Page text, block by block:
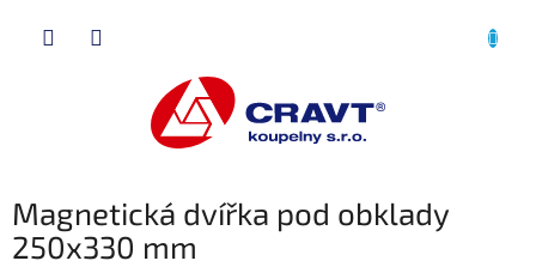
Magnetická dvířka pod obklady
250x330 mm